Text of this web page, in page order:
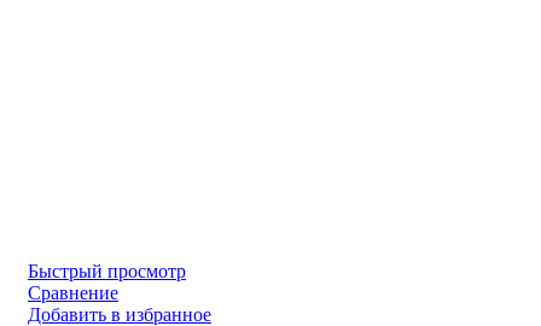
Быстрый просмотр
Сравнение
Добавить в избранное